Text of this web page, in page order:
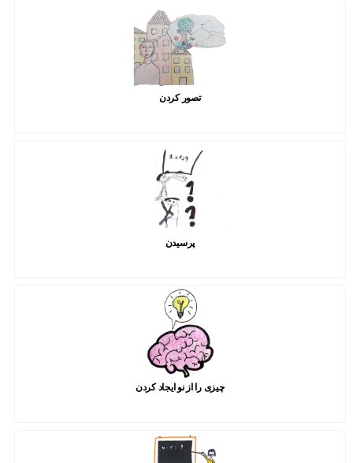
تصور کردن
پرسیدن
چیزی را از نو ایجاد کردن